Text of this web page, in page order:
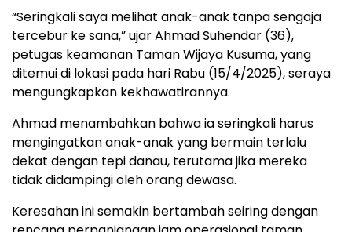
“Seringkali saya melihat anak-anak tanpa sengaja
tercebur ke sana,” ujar Ahmad Suhendar (36),
petugas keamanan Taman Wijaya Kusuma, yang
ditemui di lokasi pada hari Rabu (15/4/2025), seraya
mengungkapkan kekhawatirannya.
Ahmad menambahkan bahwa ia seringkali harus
mengingatkan anak-anak yang bermain terlalu
dekat dengan tepi danau, terutama jika mereka
tidak didampingi oleh orang dewasa.
Keresahan ini semakin bertambah seiring dengan